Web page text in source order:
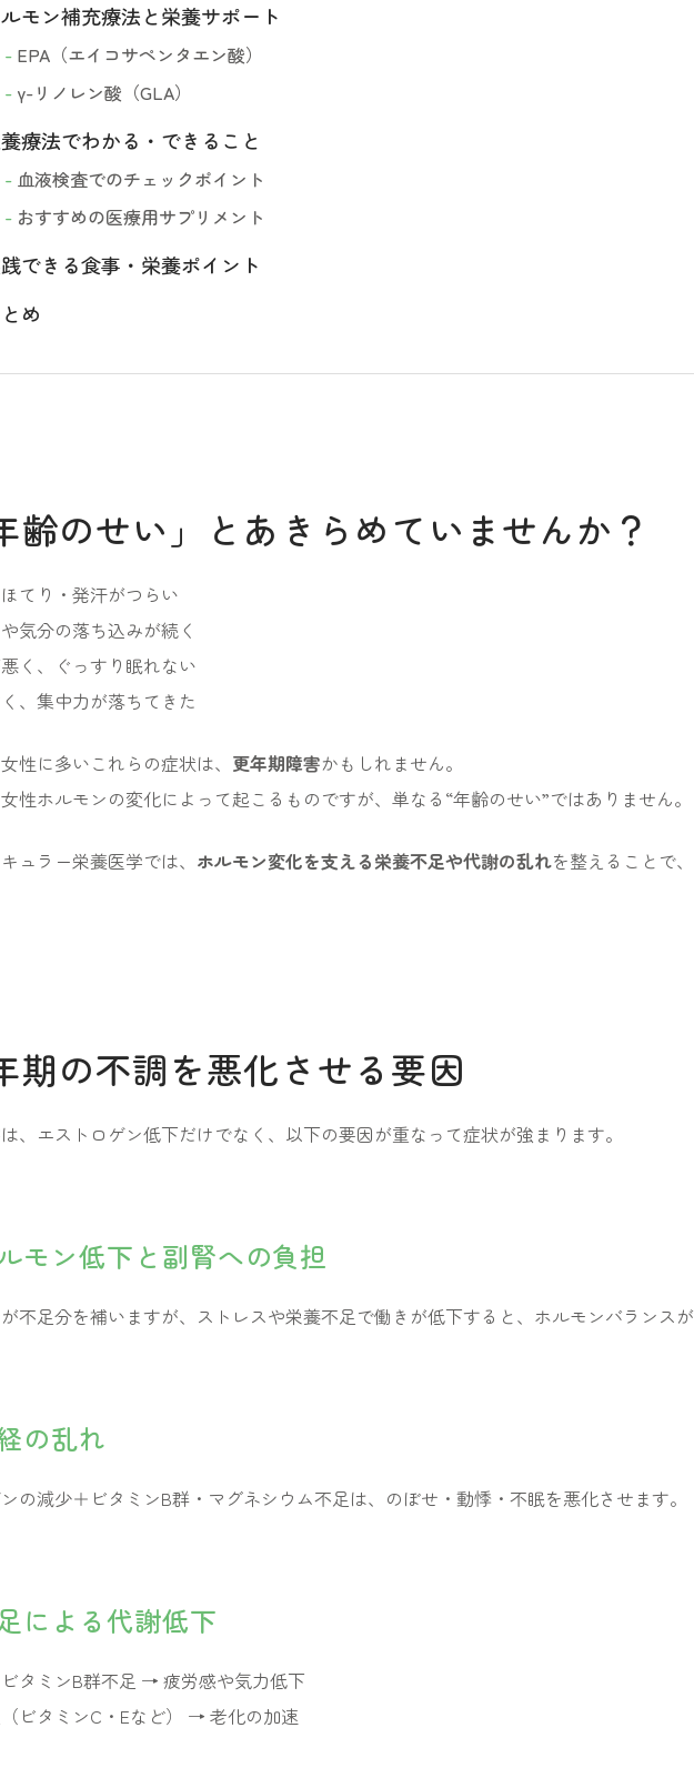
モン補充療法と栄養サポート
EPA（エイコサペンタエン酸）
γ-リノレン酸（GLA）
療法でわかる・できること
血液検査でのチェックポイント
おすすめの医療用サプリメント
できる食事・栄養ポイント
め
齢のせい」とあきらめていませんか？
てり・発汗がつらい
気分の落ち込みが続く
く、ぐっすり眠れない
、集中力が落ちてきた
性に多いこれらの症状は、 更年期障害かもしれません。
性ホルモンの変化によって起こるものですが、単なる“年齢のせい”ではありません。
ュラー栄養医学では、 ホルモン変化を支える栄養不足や代謝の乱れを整えることで
期の不調を悪化させる要因
、エストロゲン低下だけでなく、以下の要因が重なって症状が強まります。
モン低下と副腎への負担
不足分を補いますが、ストレスや栄養不足で働きが低下すると、ホルモンバランス
の乱れ
の減少＋ビタミンB群・マグネシウム不足は、のぼせ・動悸・不眠を悪化させます。
による代謝低下
タミンB群不足 → 疲労感や気力低下
ビタミンC・Eなど） → 老化の加速